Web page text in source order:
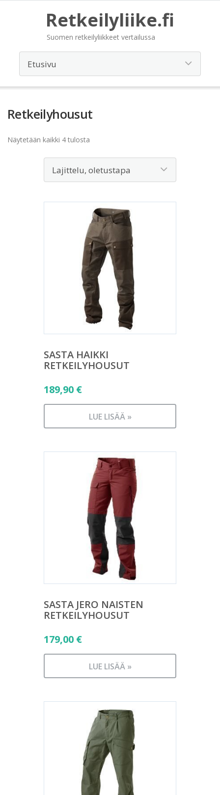
Retkeilyliike.fi
Suomen retkeilyliikkeet vertailussa
Retkeilyhousut
Näytetään kaikki 4 tulosta
SASTA HAIKKI
RETKEILYHOUSUT
189,90 €
LUE LISÄÄ »
SASTA JERO NAISTEN
RETKEILYHOUSUT
179,00 €
LUE LISÄÄ »